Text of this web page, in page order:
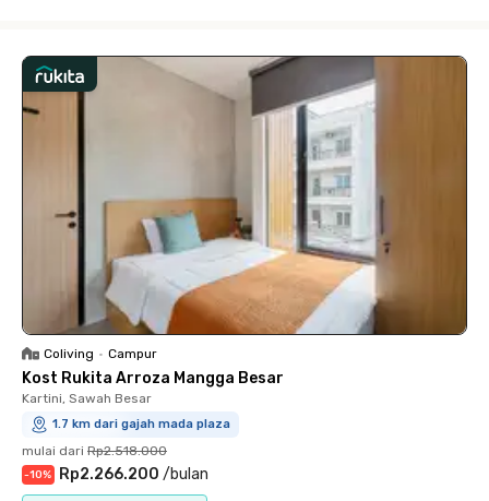
Coliving • Campur
Kost Rukita Arroza Mangga Besar
Kartini, Sawah Besar
1.7 km dari gajah mada plaza
mulai dari Rp2.518.000
-10% Rp2.266.200 /bulan